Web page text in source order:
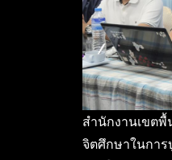
สำนักงานเขต
จิตศึกษาในกา